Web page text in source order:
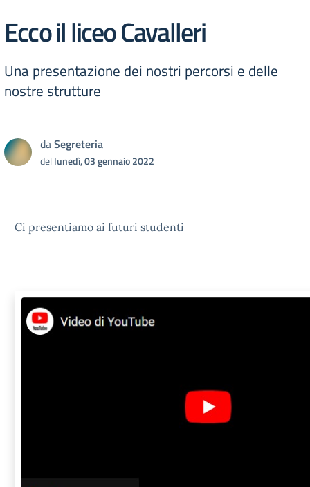
Ecco il liceo Cavalleri
Una presentazione dei nostri percorsi e delle
nostre strutture
daSegreteria
dellunedì, 03 gennaio 2022
Ci presentiamo ai futuri studenti